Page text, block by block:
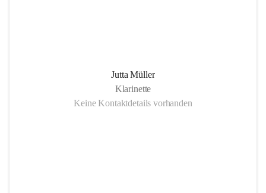
Jutta Müller
Klarinette
Keine Kontaktdetails vorhanden